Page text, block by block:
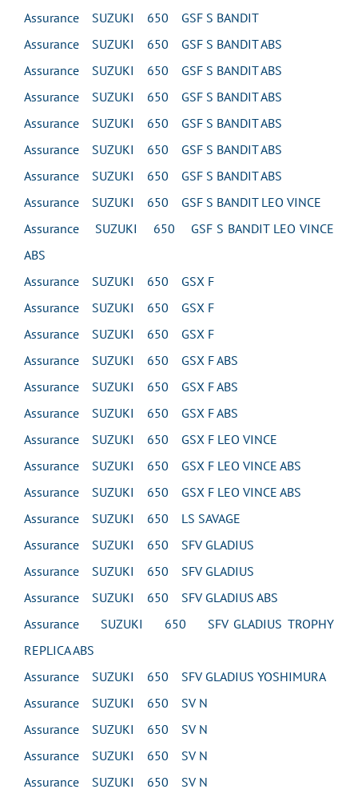
Assurance SUZUKI 650 GSF S BANDIT
Assurance SUZUKI 650 GSF S BANDIT ABS
Assurance SUZUKI 650 GSF S BANDIT ABS
Assurance SUZUKI 650 GSF S BANDIT ABS
Assurance SUZUKI 650 GSF S BANDIT ABS
Assurance SUZUKI 650 GSF S BANDIT ABS
Assurance SUZUKI 650 GSF S BANDIT ABS
Assurance SUZUKI 650 GSF S BANDIT LEO VINCE
Assurance SUZUKI 650 GSF S BANDIT LEO VINCE
ABS
Assurance SUZUKI 650 GSX F
Assurance SUZUKI 650 GSX F
Assurance SUZUKI 650 GSX F
Assurance SUZUKI 650 GSX F ABS
Assurance SUZUKI 650 GSX F ABS
Assurance SUZUKI 650 GSX F ABS
Assurance SUZUKI 650 GSX F LEO VINCE
Assurance SUZUKI 650 GSX F LEO VINCE ABS
Assurance SUZUKI 650 GSX F LEO VINCE ABS
Assurance SUZUKI 650 LS SAVAGE
Assurance SUZUKI 650 SFV GLADIUS
Assurance SUZUKI 650 SFV GLADIUS
Assurance SUZUKI 650 SFV GLADIUS ABS
Assurance SUZUKI 650 SFV GLADIUS TROPHY
REPLICA ABS
Assurance SUZUKI 650 SFV GLADIUS YOSHIMURA
Assurance SUZUKI 650 SV N
Assurance SUZUKI 650 SV N
Assurance SUZUKI 650 SV N
Assurance SUZUKI 650 SV N